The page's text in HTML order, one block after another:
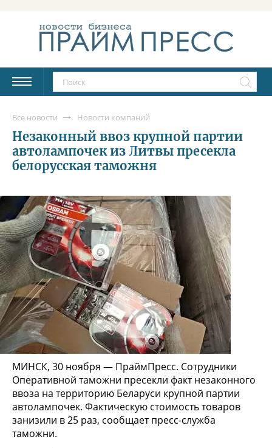
Все новости Новости компаний
Незаконный ввоз крупной партии
автолампочек из Литвы пресекла
белорусская таможня
МИНСК, 30 ноября — ПраймПресс. Сотрудники
Оперативной таможни пресекли факт незаконного
ввоза на территорию Беларуси крупной партии
автолампочек. Фактическую стоимость товаров
занизили в 25 раз, сообщает пресс-служба
таможни.